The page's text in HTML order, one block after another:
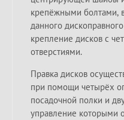
крепёжными болтами,
данного
крепление дисков с
отверстиями.
Правка дисков
при помощи четырёх
посадочной полки и
управление которыми